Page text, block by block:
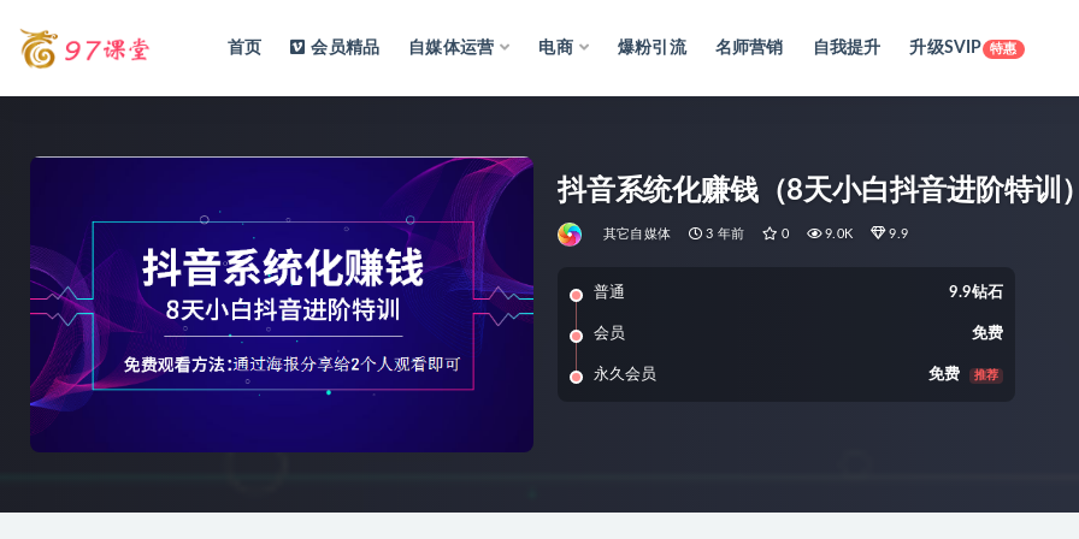
首页 会员精品 自媒体运营 电商 爆粉引流 名师营销 自我提升 升级SVIP 特惠
抖音系统化赚钱（8天小白抖音进阶特训
其它自媒体 3 年前 0 9.0K 9.9
普通 9.9钻石
会员 免费
永久会员 免费 推荐